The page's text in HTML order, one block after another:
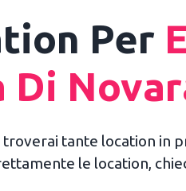
Per
Di
troverai tante location in
le location,